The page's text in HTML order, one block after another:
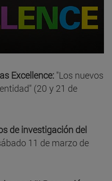
Excellence: "Los nuevos
(20 y 21 de
de investigación del
11 de marzo de